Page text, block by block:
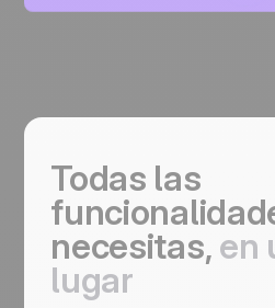
Todas las
necesitas, en
lugar